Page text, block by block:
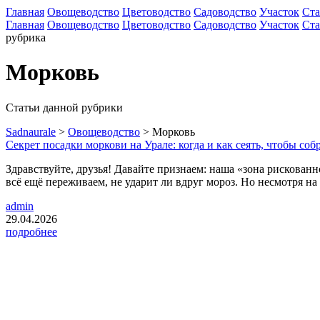
Главная Овощеводство Цветоводство Садоводство Участок
Главная Овощеводство Цветоводство Садоводство Участок
рубрика
Морковь
Статьи данной рубрики
Sadnaurale > Овощеводство > Морковь
Секрет посадки моркови на Урале: когда и как сеять, чтобы
Здравствуйте, друзья! Давайте признаем: наша «зона
всё ещё переживаем, не ударит ли вдруг мороз. Но несмотря
admin
29.04.2026
подробнее